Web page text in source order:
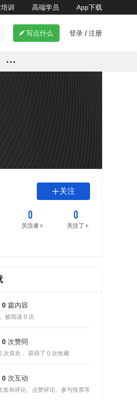
训 高端学员 App下载
 写点什么 登录 / 注册
关注
0
关注者
0
关注了
0 篇内容
被阅读 0 次
0 次赞同
次喜欢， 获得了 0 次收藏
0 次互动
发布评论、点赞评论、参与投票等